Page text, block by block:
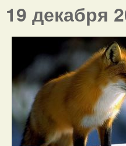
19 декабря